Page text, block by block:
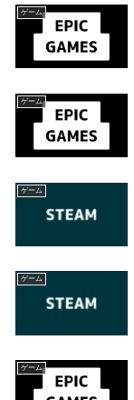
ゲーム
ゲーム
ゲーム
ゲーム
ゲーム